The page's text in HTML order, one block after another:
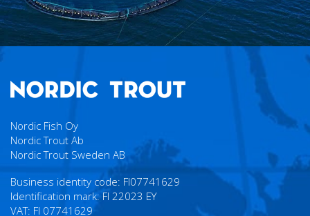
Nordic Fish Oy
Nordic Trout Ab
Nordic Trout Sweden AB
Business identity code: FI07741629
Identification mark: FI 22023 EY
VAT: FI 07741629